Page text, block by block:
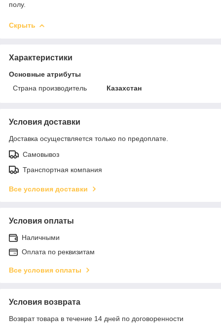
полу.
Скрыть
Характеристики
Основные атрибуты
Страна производитель
Казахстан
Условия доставки
Доставка осуществляется только по предоплате.
Самовывоз
Транспортная компания
Все условия доставки
Условия оплаты
Наличными
Оплата по реквизитам
Все условия оплаты
Условия возврата
Возврат товара в течение 14 дней по договоренности